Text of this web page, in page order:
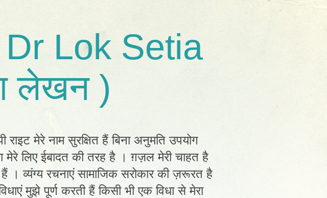
Lok Setia
लेखन )
मेरे नाम सुरक्षित हैं बिना अनुमति उपयोग
मेरे लिए ईबादत की तरह है । ग़ज़ल मेरी चाहत है
। व्यंग्य रचनाएं सामाजिक सरोकार की ज़रूरत है
मुझे पूर्ण करती हैं किसी भी एक विधा से मेरा